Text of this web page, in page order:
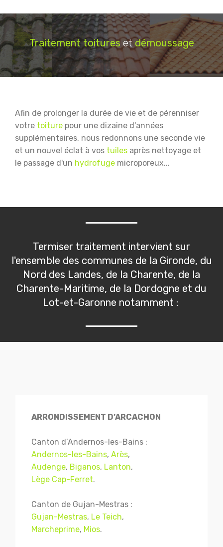
Traitement toitureset démoussage
Afin de prolonger la durée de vie et de pérenniser
votre toiture pour une dizaine d'années
supplémentaires, nous redonnons une seconde vie
et un nouvel éclat à vos tuiles après nettoyage et
le passage d'un hydrofuge microporeux...
Termiser traitement intervient sur
l'ensemble des communes de la Gironde, du
Nord des Landes, de la Charente, de la
Charente-Maritime, de la Dordogne et du
Lot-et-Garonne notamment :
ARRONDISSEMENT D’ARCACHON
Canton d’Andernos-les-Bains :
Andernos-les-Bains, Arès,
Audenge, Biganos, Lanton,
Lège Cap-Ferret.
Canton de Gujan-Mestras :
Gujan-Mestras, Le Teich,
Marcheprime, Mios.